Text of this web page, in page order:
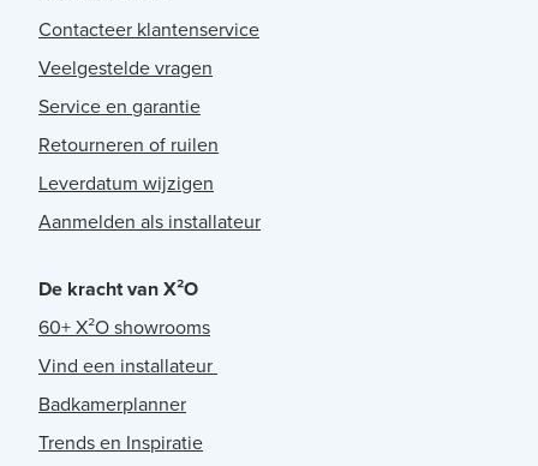
Contacteer klantenservice
Veelgestelde vragen
Service en garantie
Retourneren of ruilen
Leverdatum wijzigen
Aanmelden als installateur
De kracht van X²O
60+ X²O showrooms
Vind een installateur
Badkamerplanner
Trends en Inspiratie